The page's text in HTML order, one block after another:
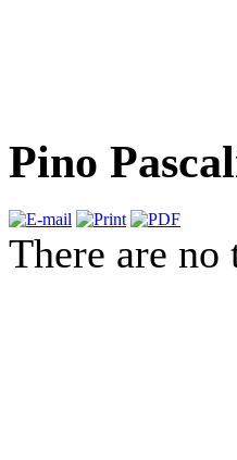
Pino
There are